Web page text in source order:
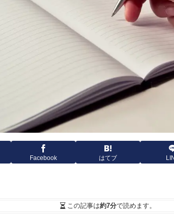
Facebook はてブ
この記事は約7分で読めます。